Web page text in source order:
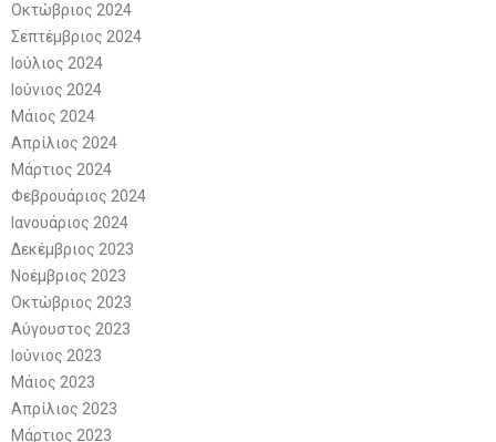
Οκτώβριος 2024
Σεπτέμβριος 2024
Ιούλιος 2024
Ιούνιος 2024
Μάιος 2024
Απρίλιος 2024
Μάρτιος 2024
Φεβρουάριος 2024
Ιανουάριος 2024
Δεκέμβριος 2023
Νοέμβριος 2023
Οκτώβριος 2023
Αύγουστος 2023
Ιούνιος 2023
Μάιος 2023
Απρίλιος 2023
Μάρτιος 2023